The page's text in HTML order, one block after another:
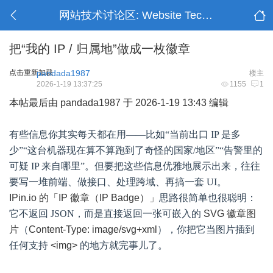
网站技术讨论区: Website Technology
把“我的 IP / 归属地”做成一枚徽章
点击重新加载 楼主
pandada1987
1155 1
2026-1-19 13:37:25
本帖最后由 pandada1987 于 2026-1-19 13:43 编辑
有些信息你其实每天都在用——比如“当前出口 IP 是多
少”“这台机器现在算不算跑到了奇怪的国家/地区”“告警里的
可疑 IP 来自哪里”。但要把这些信息优雅地展示出来，往往
要写一堆前端、做接口、处理跨域、再搞一套 UI。
IPin.io 的「IP 徽章（IP Badge）」 思路很简单也很聪明：
它不返回 JSON，而是直接返回一张可嵌入的 SVG 徽章图
片 （Content-Type: image/svg+xml ），你把它当图片插到
任何支持 <img> 的地方就完事儿了。